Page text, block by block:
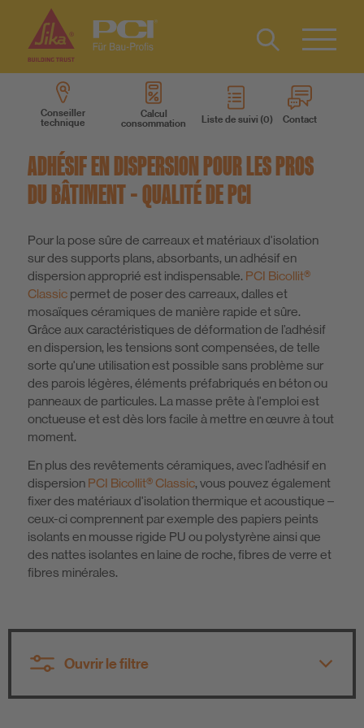
Produits
Systèmes des produits
Service
Connaissances
Société
Type 2 or
more
characters
Conseiller
technique
Calcul
consommation
Liste de suivi Contact
Contact
NL
ADHÉSIF EN DISPERSION POUR LES PROS
DU BÂTIMENT – QUALITÉ DE PCI
Pour la pose sûre de carreaux et matériaux d'isolation
sur des supports plans, absorbants, un adhésif en
dispersion approprié est indispensable. PCI Bicollit®
Classic permet de poser des carreaux, dalles et
mosaïques céramiques de manière rapide et sûre.
Grâce aux caractéristiques de déformation de l’adhésif
en dispersion, les tensions sont compensées, de telle
sorte qu'une utilisation est possible sans problème sur
des parois légères, éléments préfabriqués en béton ou
panneaux de particules. La masse prête à l'emploi est
onctueuse et est dès lors facile à mettre en œuvre à tout
moment.
En plus des revêtements céramiques, avec l’adhésif en
dispersion PCI Bicollit® Classic, vous pouvez également
fixer des matériaux d'isolation thermique et acoustique –
ceux-ci comprennent par exemple des papiers peints
isolants en mousse rigide PU ou polystyrène ainsi que
des nattes isolantes en laine de roche, fibres de verre et
fibres minérales.
Ouvrir le filtre